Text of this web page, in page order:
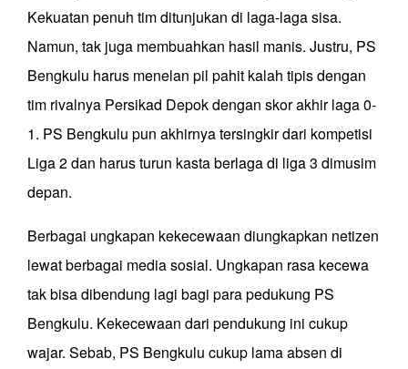
Kekuatan penuh tim ditunjukan di laga-laga sisa.
Namun, tak juga membuahkan hasil manis. Justru, PS
Bengkulu harus menelan pil pahit kalah tipis dengan
tim rivalnya Persikad Depok dengan skor akhir laga 0-
1. PS Bengkulu pun akhirnya tersingkir dari kompetisi
Liga 2 dan harus turun kasta berlaga di liga 3 dimusim
depan.
Berbagai ungkapan kekecewaan diungkapkan netizen
lewat berbagai media sosial. Ungkapan rasa kecewa
tak bisa dibendung lagi bagi para pedukung PS
Bengkulu. Kekecewaan dari pendukung ini cukup
wajar. Sebab, PS Bengkulu cukup lama absen di